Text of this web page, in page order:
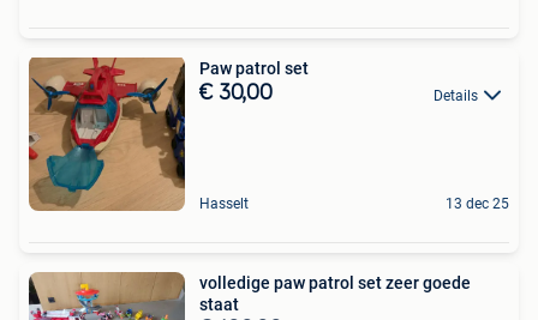
Paw patrol set
€ 30,00 Details
Hasselt 13 dec 25
volledige paw patrol set zeer goede
staat